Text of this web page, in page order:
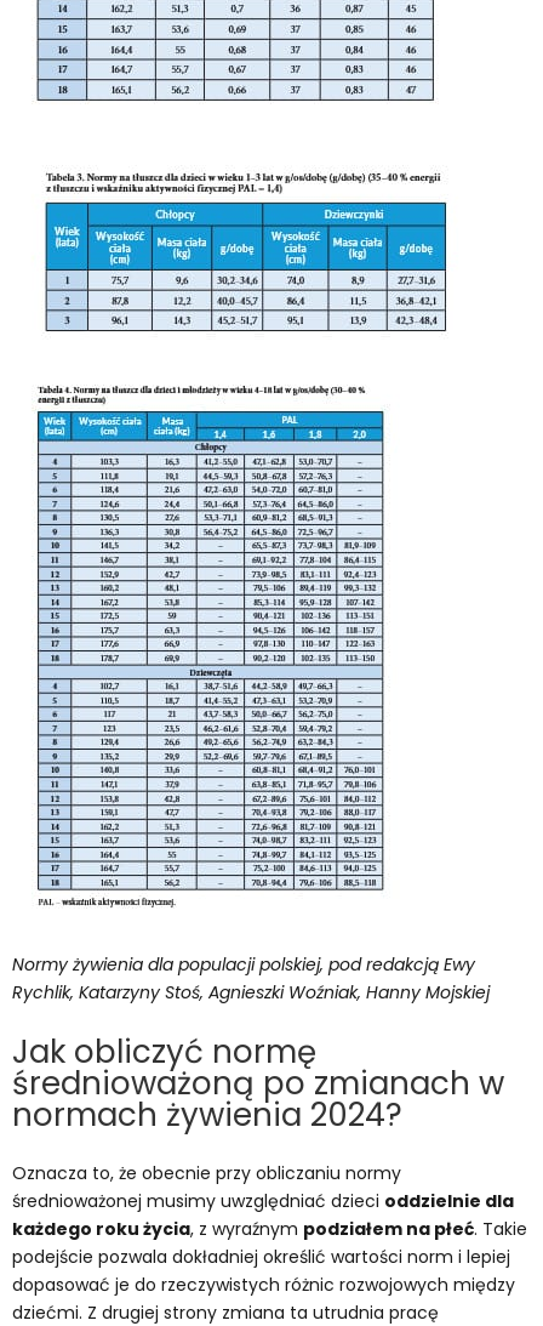
Normy żywienia dla populacji polskiej, pod redakcją Ewy
Rychlik, Katarzyny Stoś, Agnieszki Woźniak, Hanny Mojskiej
Jak obliczyć normę
średnioważoną po zmianach w
normach żywienia 2024?
Oznacza to, że obecnie przy obliczaniu normy
średnioważonej musimy uwzględniać dzieci oddzielnie dla
każdego roku życia, z wyraźnym podziałem na płeć. Takie
podejście pozwala dokładniej określić wartości norm i lepiej
dopasować je do rzeczywistych różnic rozwojowych między
dziećmi. Z drugiej strony zmiana ta utrudnia pracę